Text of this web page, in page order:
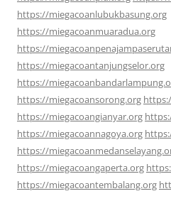
https://miegacoanlubukbasung.org
https://miegacoanmuaradua.org
https://
https://miegacoantanjungselor.org
https://
https://miegacoansorong.org
https://miegacoangianyar.org
https://miegacoannagoya.org
https://
https://miegacoangaperta.org
https://miegacoantembalang.org